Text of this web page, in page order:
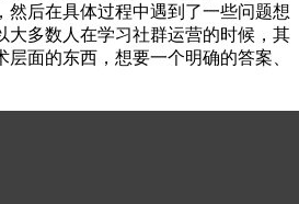
然后在具体过程中遇到了一些问题想
大多数人在学习社群运营的时候，其
面的东西，想要一个明确的答案、